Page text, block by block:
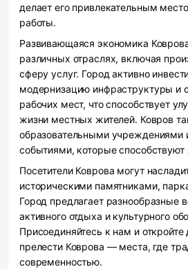
делает его привлекательным
работы.
Развивающаяся экономика
различных отраслях, включая
сферу услуг. Город активно
модернизацию инфраструктуры и
рабочих мест, что способствует
жизни местных жителей. Ковров
образовательными учреждениями
событиями, которые способствуют
Посетители Коврова могут
историческими памятниками,
Город предлагает разнообразные
активного отдыха и культурного
Присоединяйтесь к нам и откройте
прелести Коврова — места, где
современностью.